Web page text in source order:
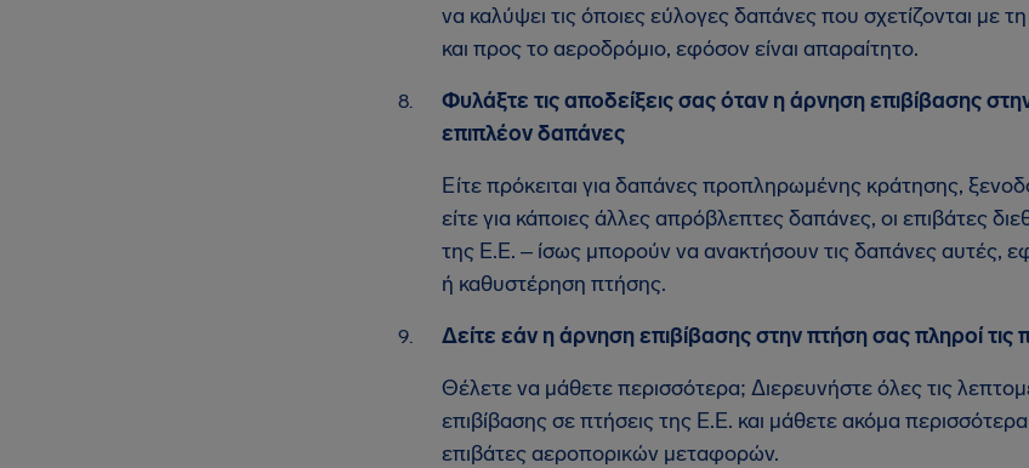
να καλύψει τις όποιες εύλογες δαπάνες που σχετίζονται με
και προς το αεροδρόμιο, εφόσον είναι απαραίτητο.
Φυλάξτε τις αποδείξεις σας όταν η άρνηση επιβίβασης
επιπλέον δαπάνες
Είτε πρόκειται για δαπάνες προπληρωμένης κράτησης,
είτε για κάποιες άλλες απρόβλεπτες δαπάνες, οι επιβάτες
της Ε.Ε. ‒ ίσως μπορούν να ανακτήσουν τις δαπάνες αυτές,
ή καθυστέρηση πτήσης.
Δείτε εάν η άρνηση επιβίβασης στην πτήση σας πληροί
Θέλετε να μάθετε περισσότερα; Διερευνήστε όλες τις
επιβίβασης σε πτήσεις της Ε.Ε. και μάθετε ακόμα
επιβάτες αεροπορικών μεταφορών.